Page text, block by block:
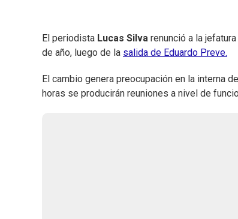
El periodista Lucas Silva renunció a la
de año, luego de la salida de Eduardo Preve.
El cambio genera preocupación en la interna
horas se producirán reuniones a nivel de